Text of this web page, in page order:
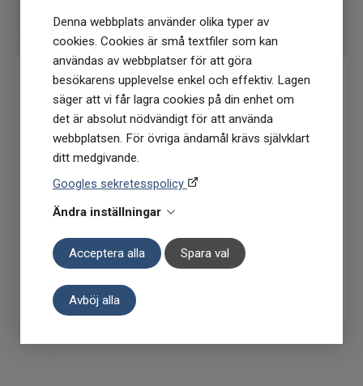
Denna webbplats använder olika typer av
cookies. Cookies är små textfiler som kan
användas av webbplatser för att göra
besökarens upplevelse enkel och effektiv. Lagen
säger att vi får lagra cookies på din enhet om
det är absolut nödvändigt för att använda
webbplatsen. För övriga ändamål krävs självklart
ditt medgivande.
Googles sekretesspolicy
Ändra inställningar
Acceptera alla Spara val
Avböj alla
DETTA INGÅR I BOXEN: * CurrentBody Skin
LED Mask * USB-laddningskabel *
Användarhandbok * Komfortglasögon *
Fjärrkontroll * Justerbart kardborreband *
Produkten har två (2) års garantitid.
VARFÖR DET FUNGERAR: När vi åldras kan
huden bli trött på att replikera celler och
kollagenproduktionen minskar.
åldras, t.ex. solexponering, rökning och kost.
Denna ljusterapiapparat kombinerar röda
(633nm) och nära infraröda ljus (830nm)
hud genom att regenerera produktionen av
nya celler vilket leder till att produktionen av
Få10% rabattnär du anmäler dig för vårt
nyhetsbrev
(Du får en kod till din mejl som gäller vid 1
köptillfälle på ordinarie priser)